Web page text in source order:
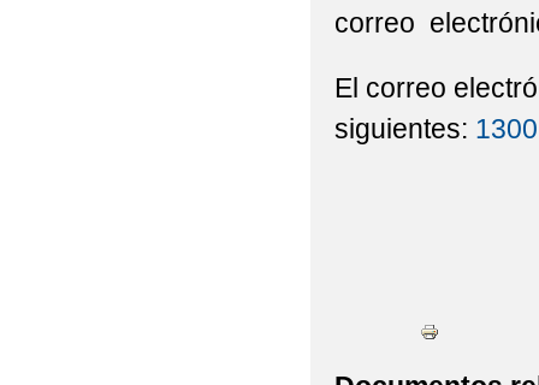
correo
El correo
siguientes: